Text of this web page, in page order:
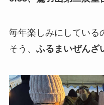
毎年楽しみにしている
そう、 ふるまいぜんざ